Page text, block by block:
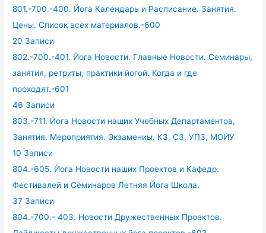
801.-700.-400. Йога Календарь и Расписание. Занятия.
Цены. Список всех материалов.-600
20 Записи
802.-700.-401. Йога Новости. Главные Новости. Семинары,
занятия, ретриты, практики йогой. Когда и где
проходят.-601
46 Записи
803.-711. Йога Новости наших Учебных Департаментов,
Занятия. Мероприятия. Экзамениы. КЗ, СЗ, УПЗ, МОЙУ
10 Записи
804.-605. Йога Новости наших Проектов и Кафедр.
Фестивалей и Семинаров Летняя Йога Школа.
37 Записи
804.-700.- 403. Новости Дружественных Проектов.